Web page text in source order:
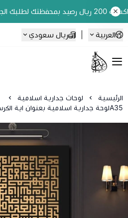
العربية ريال سعودي
Ebbdaa art
الرئيسية
لوحات جدارية اسلامية
A35لوحة جدارية اسلامية بعنوان اية الكرسي